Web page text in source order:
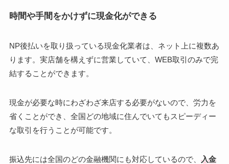
時間や手間をかけずに現金化ができる
NP後払いを取り扱っている現金化業者は、ネット上に複数あ
ります。実店舗を構えずに営業していて、WEB取引のみで完
結することができます。
現金が必要な時にわざわざ来店する必要がないので、労力を
省くことができ、全国どの地域に住んでいてもスピーディー
な取引を行うことが可能です。
振込先には全国のどの金融機関にも対応しているので、 入金